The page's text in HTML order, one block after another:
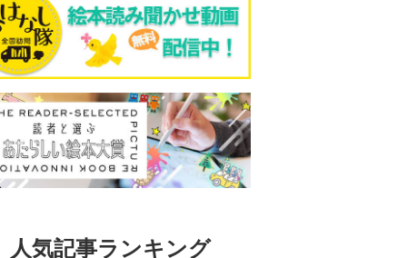
人気記事ランキング